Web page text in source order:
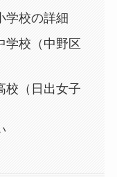
学校の詳細
学校（中野区
校（日出女子